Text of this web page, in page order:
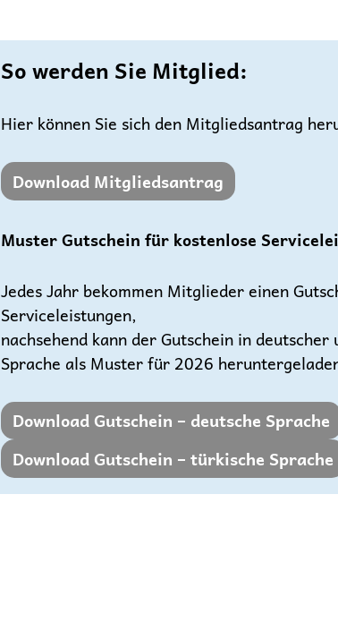
So werden Sie Mitglied:
Hier können Sie sich den Mitgliedsantrag
Download Mitgliedsantrag
Muster Gutschein für kostenlose
Jedes Jahr bekommen Mitglieder einen
Serviceleistungen,
nachsehend kann der Gutschein in
Sprache als Muster für 2026
Download Gutschein – deutsche Sprache
Download Gutschein – türkische Sprache